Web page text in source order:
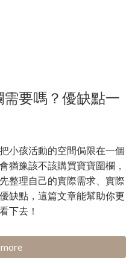
要嗎？優缺點一
小孩活動的空間侷限在一個
猶豫該不該購買寶寶圍欄，
整理自己的實際需求、實際
缺點，這篇文章能幫助你更
下去！